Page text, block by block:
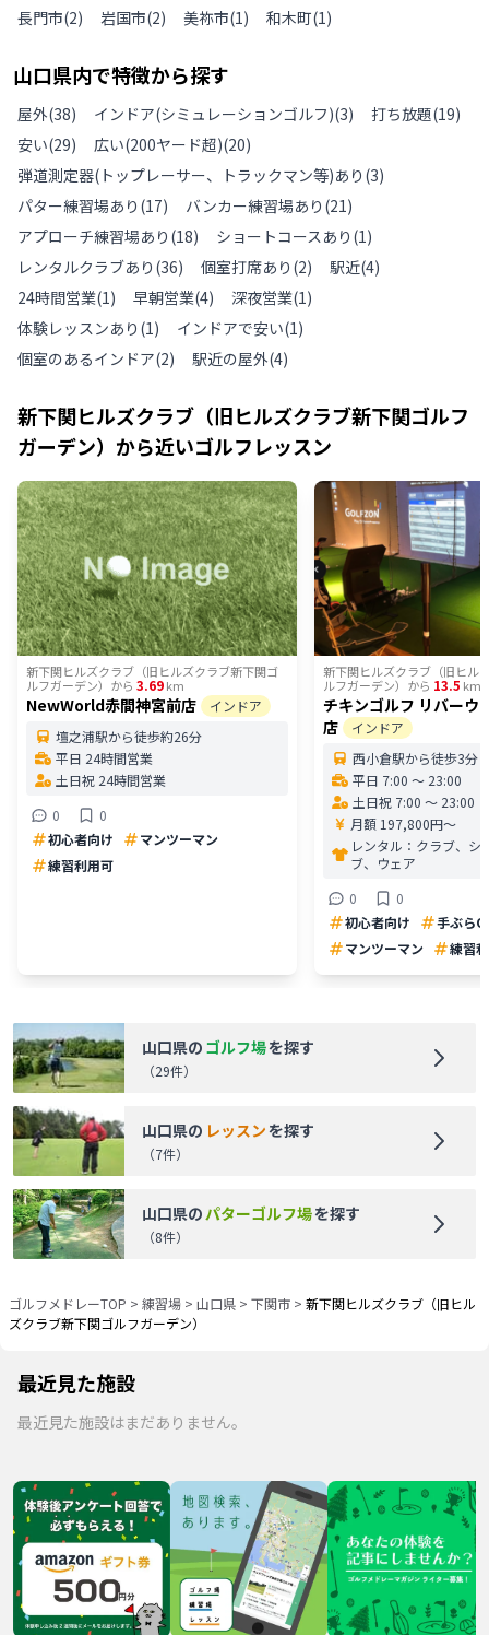
長門市(2) 岩国市(2) 美祢市(1) 和木町(1)
山口県内で特徴から探す
屋外(38) インドア(シミュレーションゴルフ)(3) 打ち放題(19)
安い(29) 広い(200ヤード超)(20)
弾道測定器(トップレーサー、トラックマン等)あり (3)
パター練習場あり (17) バンカー練習場あり (21)
アプローチ練習場あり (18) ショートコースあり (1)
レンタルクラブあり (36) 個室打席あり (2) 駅近(4)
24時間営業(1) 早朝営業(4) 深夜営業(1)
体験レッスンあり (1) インドアで安い(1)
個室のあるインドア(2) 駅近の屋外(4)
新下関ヒルズクラブ（旧ヒルズクラブ新下関ゴルフ
ガーデン） から近いゴルフレッスン
新下関ヒルズクラブ（旧ヒルズクラブ新下関ゴ
ルフガーデン） から 3.69km
NewWorld赤間神宮前店
インドア
壇之浦駅から徒歩約26分
平日 24時間営業
土日祝 24時間営業
0
0
初心者向け
マンツーマン
練習利用可
新下関ヒルズクラブ（旧ヒル
ルフガーデン） から 13.5 km
チキンゴルフ リバーウ
店
インドア
西小倉駅から徒歩3分
平日 7:00 〜 23:00
土日祝 7:00 〜 23:00
月額 197,800円〜
レンタル： クラブ、シ
ブ、ウェア
0
0
初心者向け
手ぶら
マンツーマン
練習
山口県の ゴルフ場を探す
（29件）
山口県の レッスンを探す
（7件）
山口県のパターゴルフ場を探す
（8件）
ゴルフメドレーTOP > 練習場 > 山口県 > 下関市 > 新下関ヒルズクラブ（旧ヒル
ズクラブ新下関ゴルフガーデン）
最近見た施設
最近見た施設はまだありません。